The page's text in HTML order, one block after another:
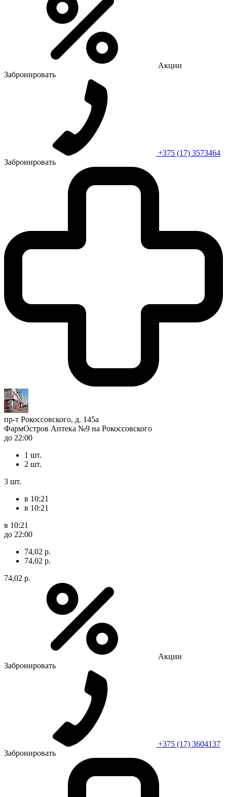
Акции
Забронировать
+375 (17) 3573464
Забронировать
пр-т Рокоссовского, д. 145а
ФармОстров Аптека №9 на Рокоссовского
до 22:00
1 шт.
2 шт.
3 шт.
в 10:21
в 10:21
в 10:21
до 22:00
74,02 р.
74,02 р.
74,02 р.
Акции
Забронировать
+375 (17) 3604137
Забронировать